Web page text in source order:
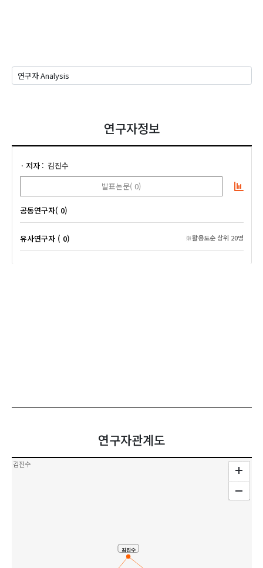
연구자정보
저자
김진수
발표논문( 0)
공동연구자( 0)
유사연구자 ( 0) ※활용도순 상위 20명
연구자관계도
김진수
김진수